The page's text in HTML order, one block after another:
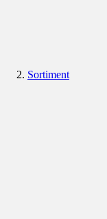
Sortiment